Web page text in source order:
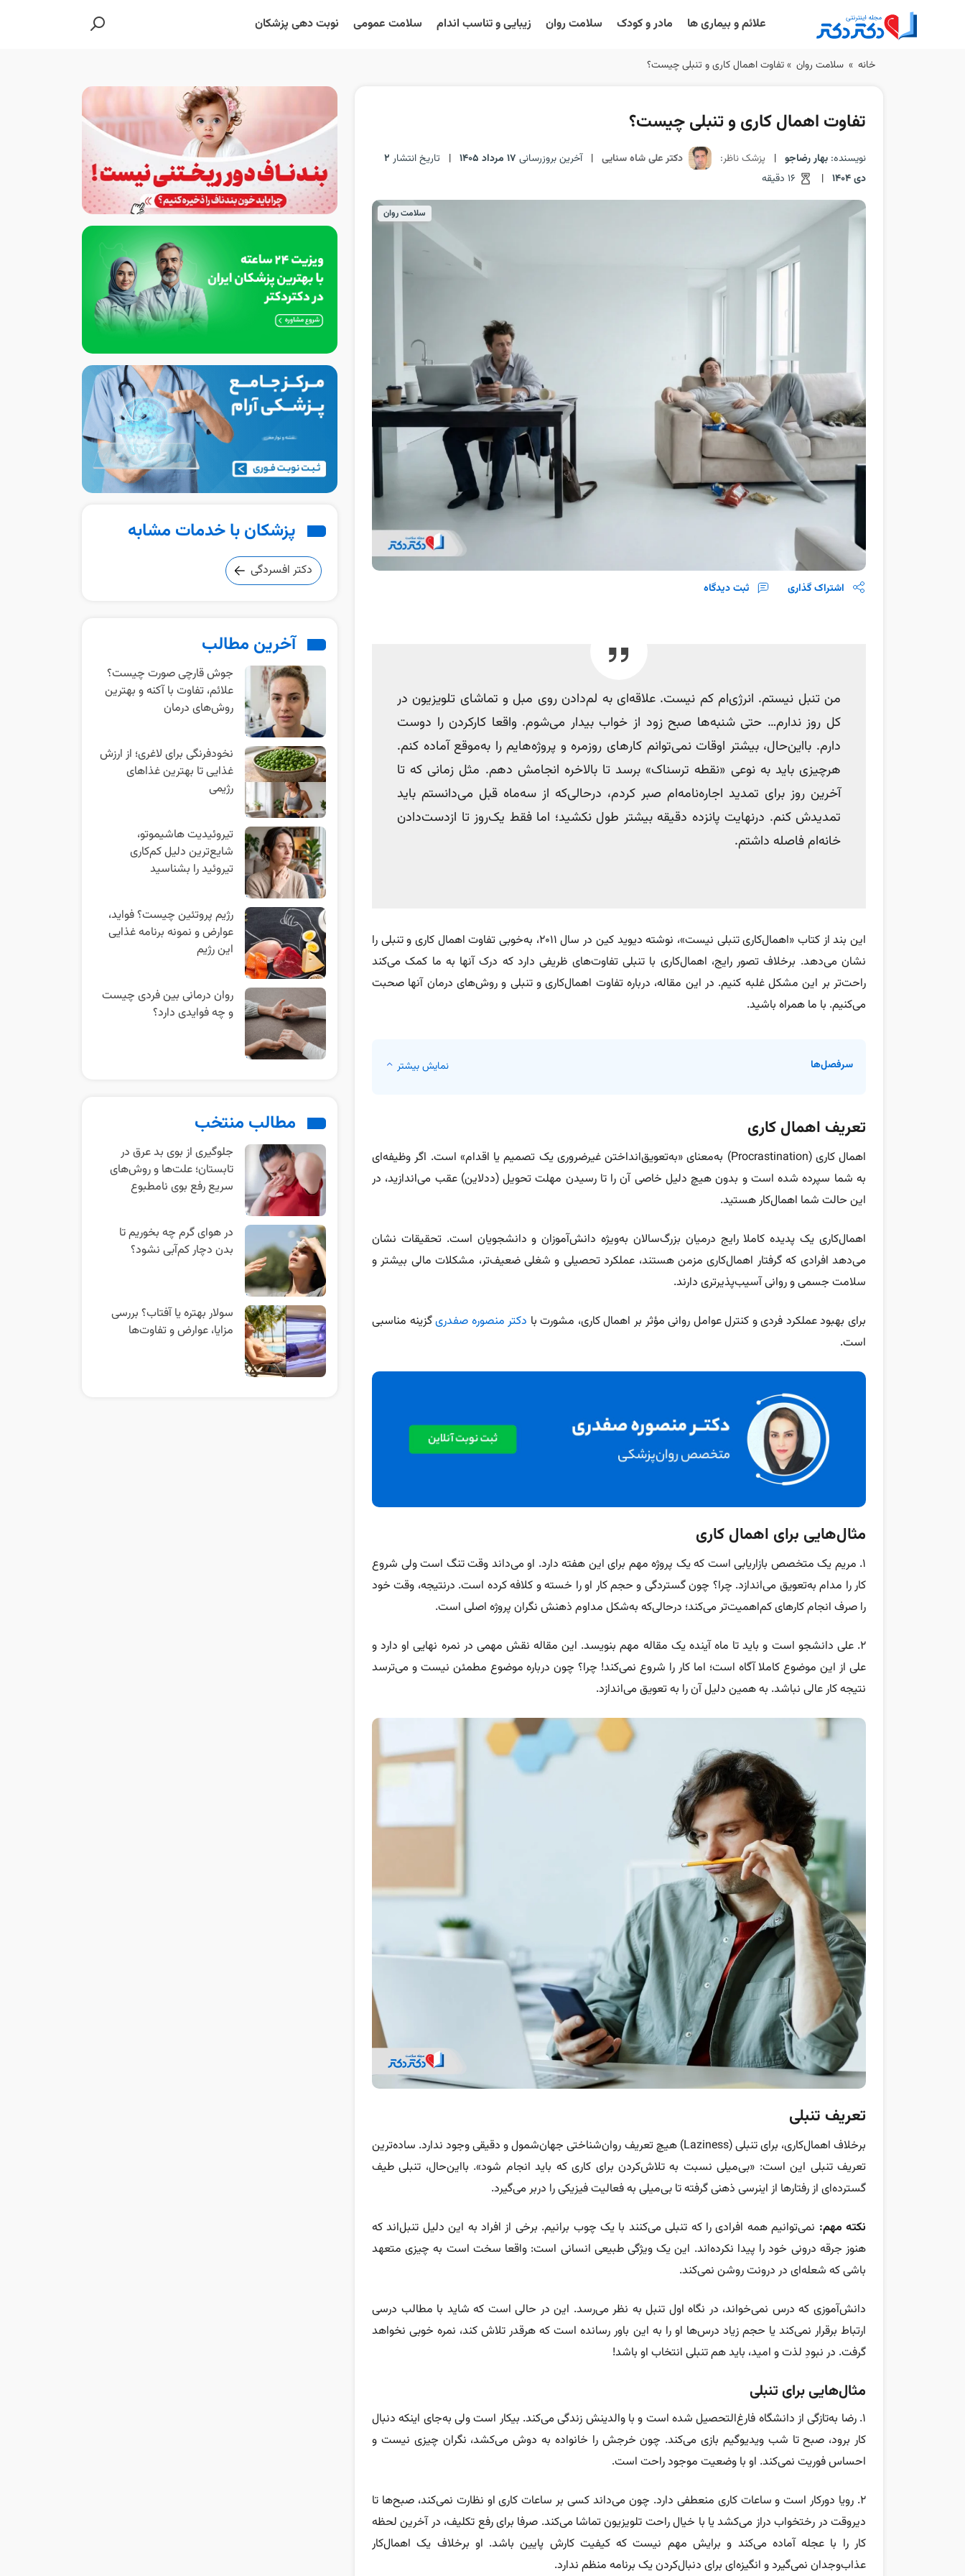
علائم و بیماری ها مادر و کودک سلامت روان زیبایی و تناسب اندام سلامت عمومی نوبت دهی پزشکان
خانه » سلامت روان »تفاوت اهمال کاری و تنبلی چیست؟
تفاوت اهمال کاری و تنبلی چیست؟
نویسنده: بهار رضاجو | پزشک ناظر: دکتر علی شاه سنایی | آخرین بروزرسانی 17 مرداد 1405 | تاریخ انتشار 2
دی 1404
|
سلامت روان
اشتراک گذاری ثبت دیدگاه
من تنبل نیستم. انرژی‌ام کم نیست. علاقه‌ای به لم‌دادن روی مبل و تماشای تلویزیون در
کل روز ندارم… حتی شنبه‌ها صبح زود از خواب بیدار می‌شوم. واقعا کارکردن را دوست
دارم. بااین‌حال، بیشتر اوقات نمی‌توانم کارهای روزمره و پروژه‌هایم را به‌موقع آماده کنم.
هرچیزی باید به نوعی «نقطه ترسناک» برسد تا بالاخره انجامش دهم. مثل زمانی که تا
آخرین روز برای تمدید اجاره‌نامه‌ام صبر کردم، درحالی‌که از سه‌ماه قبل می‌دانستم باید
تمدیدش کنم. درنهایت پانزده دقیقه بیشتر طول نکشید؛ اما فقط یک‌روز تا ازدست‌دادن
خانه‌ام فاصله داشتم.
این بند از کتاب «اهمال‌کاری تنبلی نیست»، نوشته دیوید کین در سال ۲۰۱۱، به‌خوبی تفاوت اهمال کاری و تنبلی را
نشان می‌دهد. برخلاف تصور رایج، اهمال‌کاری با تنبلی تفاوت‌های ظریفی دارد که درک آنها به ما کمک می‌کند
راحت‌تر بر این مشکل غلبه کنیم. در این مقاله، درباره تفاوت اهمال‌کاری و تنبلی و روش‌های درمان آنها صحبت
می‌کنیم. با ما همراه باشید.
سرفصل‌ها نمایش بیشتر
تعریف اهمال کاری
اهمال کاری (Procrastination) به‌معنای «به‌تعویق‌انداختن غیرضروری یک تصمیم یا اقدام» است. اگر وظیفه‌ای
به شما سپرده شده است و بدون هیچ دلیل خاصی آن را تا رسیدن مهلت تحویل (ددلاین) عقب می‌اندازید، در
این حالت شما اهمال‌کار هستید.
اهمال‌کاری یک پدیده کاملا رایج درمیان بزرگ‌سالان به‌ویژه دانش‌آموزان و دانشجویان است. تحقیقات نشان
می‌دهد افرادی که گرفتار اهمال‌کاری مزمن هستند، عملکرد تحصیلی و شغلی ضعیف‌تر، مشکلات مالی بیشتر و
سلامت جسمی و روانی آسیب‌پذیرتری دارند.
برای بهبود عملکرد فردی و کنترل عوامل روانی مؤثر بر اهمال‌ کاری، مشورت با دکتر منصوره صفدریگزینه مناسبی
است.
مثال‌هایی برای اهمال کاری
۱. مریم یک متخصص بازاریابی است که یک پروژه مهم برای این هفته دارد. او می‌داند وقت تنگ است ولی شروع
کار را مدام به‌تعویق می‌اندازد. چرا؟ چون گستردگی و حجم کار او را خسته و کلافه کرده است. درنتیجه، وقت خود
را صرف انجام کارهای کم‌اهمیت‌تر می‌کند؛ درحالی‌که به‌شکل مداوم ذهنش نگران پروژه اصلی است.
۲. علی دانشجو است و باید تا ماه آینده یک مقاله مهم بنویسد. این مقاله نقش مهمی در نمره نهایی او دارد و
علی از این موضوع کاملا آگاه است؛ اما کار را شروع نمی‌کند! چرا؟ چون درباره موضوع مطمئن نیست و می‌ترسد
نتیجه کار عالی نباشد. به همین دلیل آن را به تعویق می‌اندازد.
تعریف تنبلی
برخلاف اهمال‌کاری، برای تنبلی (Laziness) هیچ تعریف روان‌شناختی جهان‌شمول و دقیقی وجود ندارد. ساده‌ترین
تعریف تنبلی این است: «بی‌میلی نسبت به تلاش‌کردن برای کاری که باید انجام شود». بااین‌حال، تنبلی طیف
گسترده‌ای از رفتارها از اینرسی ذهنی گرفته تا بی‌میلی به فعالیت فیزیکی را دربر می‌گیرد.
نکته مهم: نمی‌توانیم همه افرادی را که تنبلی می‌کنند با یک چوب برانیم. برخی از افراد به این دلیل تنبل‌اند که
هنوز جرقه درونی خود را پیدا نکرده‌اند. این یک ویژگی طبیعی انسانی است: واقعا سخت است به چیزی متعهد
باشی که شعله‌ای در درونت روشن نمی‌کند.
دانش‌آموزی که درس نمی‌خواند، در نگاه اول تنبل به نظر می‌رسد. این در حالی است که شاید با مطالب درسی
ارتباط برقرار نمی‌کند یا حجم زیاد درس‌ها او را به این باور رسانده است که هرقدر تلاش کند، نمره خوبی نخواهد
گرفت. در نبودِ لذت و امید، باید هم تنبلی انتخاب او باشد!
مثال‌هایی برای تنبلی
۱. رضا به‌تازگی از دانشگاه فارغ‌التحصیل شده است و با والدینش زندگی می‌کند. بیکار است ولی به‌جای اینکه دنبال
کار برود، صبح تا شب ویدیوگیم بازی می‌کند. چون خرجش را خانواده به دوش می‌کشد، نگران چیزی نیست و
احساس فوریت نمی‌کند. او با وضعیت موجود راحت است.
۲. رویا دورکار است و ساعات کاری منعطفی دارد. چون می‌داند کسی بر ساعات کاری او نظارت نمی‌کند، صبح‌ها تا
دیروقت در رختخواب دراز می‌کشد یا با خیال راحت تلویزیون تماشا می‌کند. صرفا برای رفع تکلیف، در آخرین لحظه
کار را با عجله آماده می‌کند و برایش مهم نیست که کیفیت کارش پایین باشد. او برخلاف یک اهمال‌کار
عذاب‌وجدان نمی‌گیرد و انگیزه‌ای برای دنبال‌کردن یک برنامه منظم ندارد.
پزشکان با خدمات مشابه
دکتر افسردگی
آخرین مطالب
جوش قارچی صورت چیست؟
علائم، تفاوت با آکنه و بهترین
روش‌های درمان
نخودفرنگی برای لاغری؛ از ارزش
غذایی تا بهترین غذاهای
رژیمی
تیروئیدیت هاشیموتو،
شایع‌ترین دلیل کم‌کاری
تیروئید را بشناسید
رژیم پروتئین چیست؟ فواید،
عوارض و نمونه برنامه غذایی
این رژیم
روان‌ درمانی بین‌ فردی چیست
و چه فوایدی دارد؟
مطالب منتخب
جلوگیری از بوی بد عرق در
تابستان؛ علت‌ها و روش‌های
سریع رفع بوی نامطبوع
در هوای گرم چه بخوریم تا
بدن دچار کم‌آبی نشود؟
سولار بهتره یا آفتاب؟ بررسی
مزایا، عوارض و تفاوت‌ها